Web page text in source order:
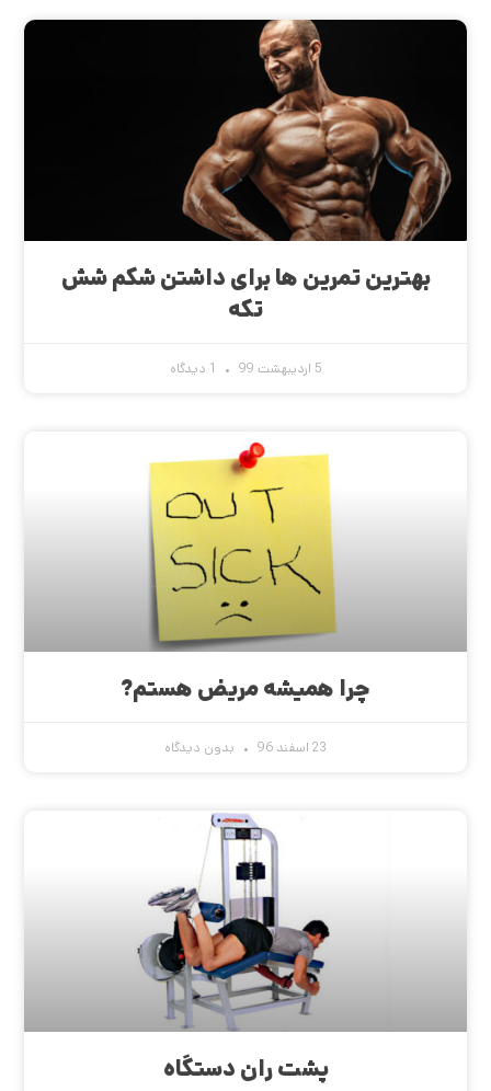
بهترین تمرین ها برای داشتن شکم شش
تکه
5 اردیبهشت 99
چرا همیشه مریض هستم?
23 اسفند 96 بدون دیدگاه
پشت ران دستگاه